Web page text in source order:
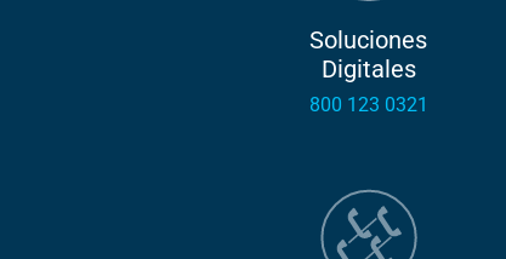
Soluciones
Digitales
800 123 0321